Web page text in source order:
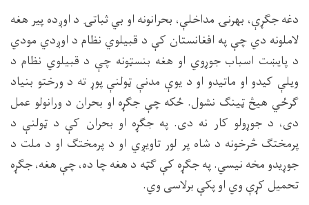
دغه جګړې، بهرنۍ مداخلې، بحرانونه او بي ثباتۍ د اوږده پير هغه
لاملونه دي چې په افغانستان كې د قبيلوي نظام د اوږدي مودي
د پايښت اسباب جوړوي او هغه بنسټونه چې د قبيلوي نظام د
ويلې كيدو او ماتيدو او د يوې مدنې ټولنې پوړ ته د ورختو بنياد
ګرځي هيڅ ټينګ نشول. ځكه چې جګړه او بحران د ورانولو عمل
دى، د جوړولو كار نه دى. په جګړه او بحران كې د ټولنې د
پرمختګ څرخونه د شاه پر لور تاويږي او د پرمختګ او د ملت د
جوړيدو مخه نيسي. په جګړه كې ګټه د هغه چا ده، چې هغه، جګړه
تحميل كړې وي او پكې برلاسى وي.